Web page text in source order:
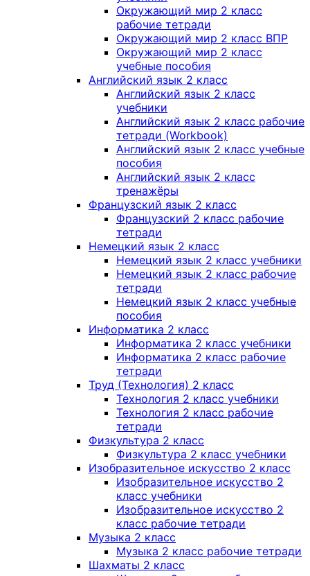
Окружающий мир 2 класс
рабочие тетради
Окружающий мир 2 класс ВПР
Окружающий мир 2 класс
учебные пособия
Английский язык 2 класс
Английский язык 2 класс
учебники
Английский язык 2 класс рабочие
тетради (Workbook)
Английский язык 2 класс учебные
пособия
Английский язык 2 класс
тренажёры
Французский язык 2 класс
Французский 2 класс рабочие
тетради
Немецкий язык 2 класс
Немецкий язык 2 класс учебники
Немецкий язык 2 класс рабочие
тетради
Немецкий язык 2 класс учебные
пособия
Информатика 2 класс
Информатика 2 класс учебники
Информатика 2 класс рабочие
тетради
Труд (Технология) 2 класс
Технология 2 класс учебники
Технология 2 класс рабочие
тетради
Физкультура 2 класс
Физкультура 2 класс учебники
Изобразительное искусство 2 класс
Изобразительное искусство 2
класс учебники
Изобразительное искусство 2
класс рабочие тетради
Музыка 2 класс
Музыка 2 класс рабочие тетради
Шахматы 2 класс